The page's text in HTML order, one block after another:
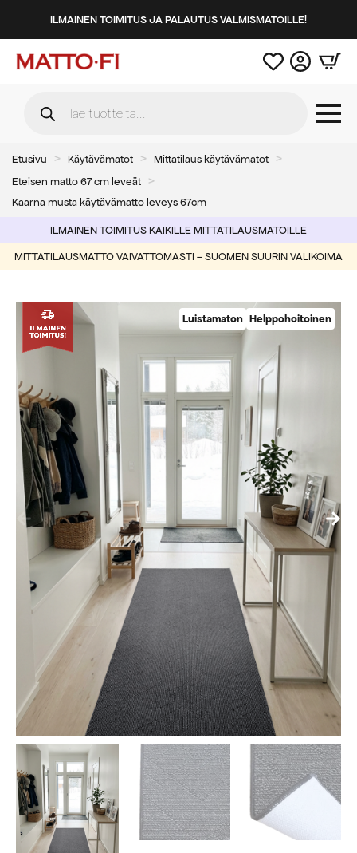
ILMAINEN TOIMITUS JA PALAUTUS VALMISMATOILLE!
search
Etusivu Käytävämatot
Mittatilaus käytävämatot
Eteisen matto 67 cm leveät
Kaarna musta käytävämatto leveys 67cm
ILMAINEN TOIMITUS KAIKILLE MITTATILAUSMATOILLE
MITTATILAUSMATTO VAIVATTOMASTI – SUOMEN SUURIN VALIKOIMA
Luistamaton Helppohoitoinen